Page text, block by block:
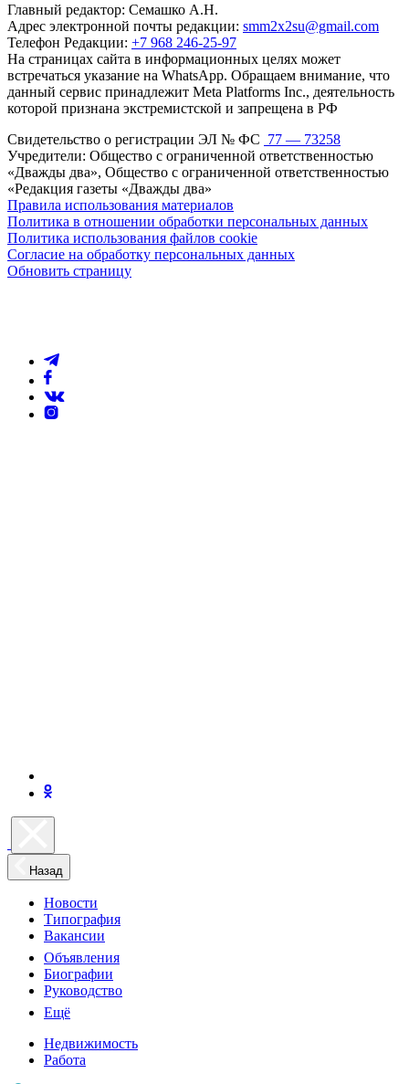
Главный редактор: Семашко А.Н.
Адрес электронной почты редакции: smm2x2su@gmail.com
Телефон Редакции: +7 968 246-25-97
На страницах сайта в информационных целях может
встречаться указание на WhatsApp. Обращаем внимание, что
данный сервис принадлежит Meta Platforms Inc., деятельность
которой признана экстремистской и запрещена в РФ
Свидетельство о регистрации ЭЛ № ФС 77 — 73258
Учредители: Общество с ограниченной ответственностью
«Дважды два», Общество с ограниченной ответственностью
«Редакция газеты «Дважды два»
Правила использования материалов
Политика в отношении обработки персональных данных
Политика использования файлов cookie
Согласие на обработку персональных данных
Обновить страницу
Назад
Новости
Типография
Вакансии
Объявления
Биографии
Руководство
Ещё
Недвижимость
Работа